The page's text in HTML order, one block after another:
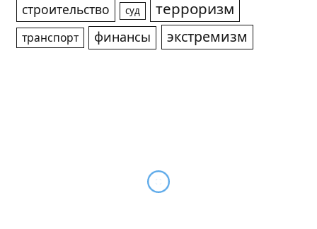
строительство суд терроризм
транспорт финансы экстремизм